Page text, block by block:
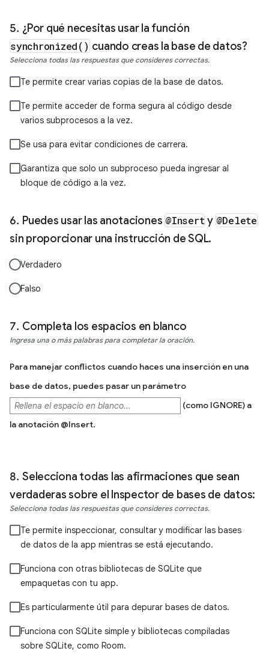
¿Por qué necesitas usar la función
synchronized() cuando creas la base de datos?
Selecciona todas las respuestas que consideres correctas.
Te permite crear varias copias de la base de datos.
Te permite acceder de forma segura al código desde
varios subprocesos a la vez.
Se usa para evitar condiciones de carrera.
Garantiza que solo un subproceso pueda ingresar al
bloque de código a la vez.
Puedes usar las anotaciones @Insert y @Delete
sin proporcionar una instrucción de SQL.
Verdadero
Falso
Completa los espacios en blanco
Ingresa una o más palabras para completar la oración.
Para manejar conflictos cuando haces una inserción en una
base de datos, puedes pasar un parámetro
(como IGNORE) a
la anotación @Insert.
Selecciona todas las afirmaciones que sean
verdaderas sobre el Inspector de bases de datos:
Selecciona todas las respuestas que consideres correctas.
Te permite inspeccionar, consultar y modificar las bases
de datos de la app mientras se está ejecutando.
Funciona con otras bibliotecas de SQLite que
empaquetas con tu app.
Es particularmente útil para depurar bases de datos.
Funciona con SQLite simple y bibliotecas compiladas
sobre SQLite, como Room.